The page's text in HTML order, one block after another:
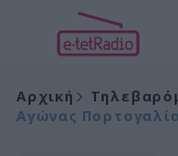
Αρχική
Αγώνας